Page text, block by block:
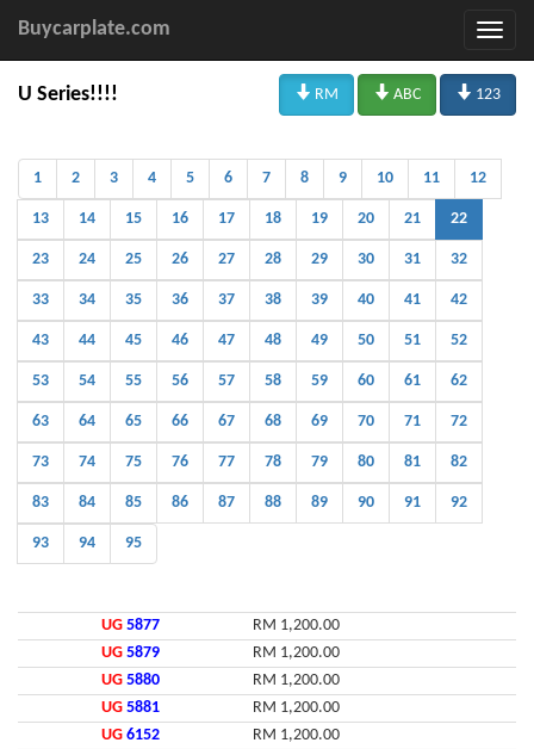
Buycarplate.com
U Series!!!!  RM  ABC  123
1 2 3 4 5 6 7 8 9 10 11 12
13 14 15 16 17 18 19 20 21 22
23 24 25 26 27 28 29 30 31 32
33 34 35 36 37 38 39 40 41 42
43 44 45 46 47 48 49 50 51 52
53 54 55 56 57 58 59 60 61 62
63 64 65 66 67 68 69 70 71 72
73 74 75 76 77 78 79 80 81 82
83 84 85 86 87 88 89 90 91 92
93 94 95
UG 5877
RM 1,200.00
UG 5879
RM 1,200.00
UG 5880
RM 1,200.00
UG 5881
RM 1,200.00
UG 6152
RM 1,200.00